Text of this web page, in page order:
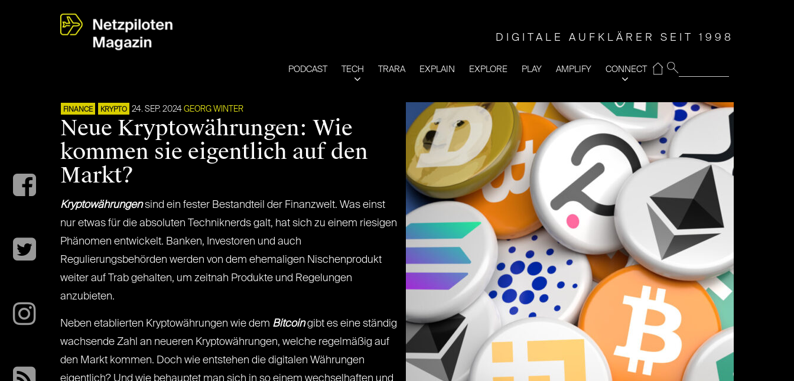
DIGITALE AUFKLÄRER SEIT 1998
PODCAST TECH TRARA EXPLAIN EXPLORE PLAY AMPLIFY CONNECT
⌂
FINANCE KRYPTO 24. SEP. 2024 GEORG WINTER
Neue Kryptowährungen: Wie
kommen sie eigentlich auf den
Markt?
Kryptowährungen sind ein fester Bestandteil der Finanzwelt. Was einst
nur etwas für die absoluten Techniknerds galt, hat sich zu einem riesigen
Phänomen entwickelt. Banken, Investoren und auch
Regulierungsbehörden werden von dem ehemaligen Nischenprodukt
weiter auf Trab gehalten, um zeitnah Produkte und Regelungen
anzubieten.
Neben etablierten Kryptowährungen wie dem Bitcoin gibt es eine ständig
wachsende Zahl an neueren Kryptowährungen, welche regelmäßig auf
den Markt kommen. Doch wie entstehen die digitalen Währungen
eigentlich? Und wie behauptet man sich in so einem wechselhaften und